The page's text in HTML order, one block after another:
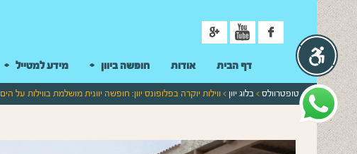
דף הבית אודות חופשה ביוון מידע למטייל
טופטרוולס > בלוג יוון > ווילות יוקרה בפלופונס יוון: חופשה יוונית מושלמת בווילות על הים